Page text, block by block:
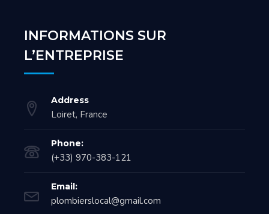
INFORMATIONS SUR
L’ENTREPRISE
Address
Loiret, France
Phone:
(+33) 970-383-121
Email:
plombierslocal@gmail.com